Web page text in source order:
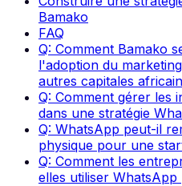
Bamako
FAQ
Q: Comment Bamako
l'adoption du
autres capitales
Q: Comment gérer les
dans une stratégie
Q: WhatsApp peut-il
physique pour une
Q: Comment les
elles utiliser